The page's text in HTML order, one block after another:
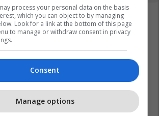
process your personal data on the basis
which you can object to by managing
Look for a link at the bottom of this page
to manage or withdraw consent in privacy
Consent
Manage options